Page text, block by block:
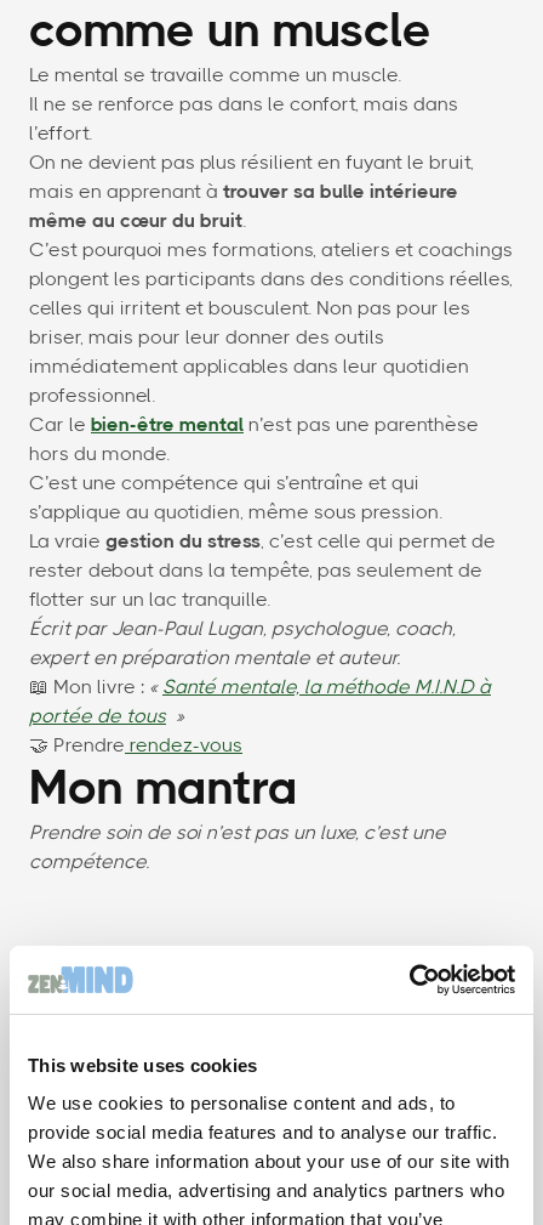
This website uses cookies
We use cookies to personalise content and ads, to
provide social media features and to analyse our traffic.
We also share information about your use of our site with
our social media, advertising and analytics partners who
may combine it with other information that you’ve
comme un muscle
Le mental se travaille comme un muscle.
Il ne se renforce pas dans le confort, mais dans
l’effort.
On ne devient pas plus résilient en fuyant le bruit,
mais en apprenant à trouver sa bulle intérieure
même au cœur du bruit.
C’est pourquoi mes formations, ateliers et coachings
plongent les participants dans des conditions réelles,
celles qui irritent et bousculent. Non pas pour les
briser, mais pour leur donner des outils
immédiatement applicables dans leur quotidien
professionnel.
Car le bien-être mental n’est pas une parenthèse
hors du monde.
C’est une compétence qui s’entraîne et qui
s’applique au quotidien, même sous pression.
La vraie gestion du stress, c’est celle qui permet de
rester debout dans la tempête, pas seulement de
flotter sur un lac tranquille.
Écrit par Jean-Paul Lugan, psychologue, coach,
expert en préparation mentale et auteur.
📖 Mon livre : « Santé mentale, la méthode M.I.N.D à
portée de tous»
🤝 Prendre rendez-vous
Mon mantra
Prendre soin de soi n’est pas un luxe, c’est une
compétence.